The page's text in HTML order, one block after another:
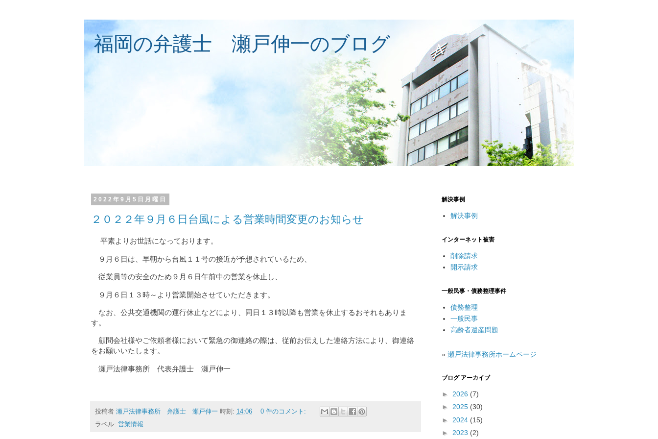
福岡の弁護士 瀬戸伸一のブログ
2022年9月5日月曜日
２０２２年９月６日台風による営業時間変更のお知らせ
平素よりお世話になっております。
９月６日は、早朝から台風１１号の接近が予想されているため、
従業員等の安全のため９月６日午前中の営業を休止し、
９月６日１３時～より営業開始させていただきます。
なお、公共交通機関の運行休止などにより、同日１３時以降も営業を休止するおそれもありま
す。
顧問会社様やご依頼者様において緊急の御連絡の際は、従前お伝えした連絡方法により、御連絡
をお願いいたします。
瀬戸法律事務所 代表弁護士 瀬戸伸一
投稿者 瀬戸法律事務所 弁護士 瀬戸伸一 時刻: 14:06
0 件のコメント:
ラベル: 営業情報
解決事例
解決事例
インターネット被害
削除請求
開示請求
一般民事・債務整理事件
債務整理
一般民事
高齢者遺産問題
» 瀬戸法律事務所ホームページ
ブログ アーカイブ
► 2026 (7)
► 2025 (30)
► 2024 (15)
► 2023 (2)